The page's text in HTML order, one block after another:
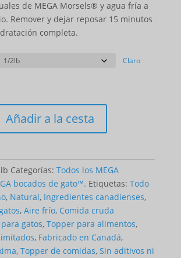
$141.09
de MEGA Morsels® y agua fría a
Remover y dejar reposar 15 minutos
completa.
Claro
Añadir a la cesta
Categorías: Todos los MEGA
bocados de gato™. Etiquetas: Todo
, Natural, Ingredientes canadienses,
, Aire frío, Comida cruda
gatos, Topper para alimentos,
, Fabricado en Canadá,
, Topper de comidas, Sin aditivos ni